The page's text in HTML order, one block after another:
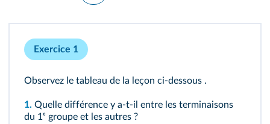
Exercice 1
Observez le tableau de la leçon ci-dessous .
1. Quelle différence y a-t-il entre les terminaisons
du 1ᵉ groupe et les autres ?